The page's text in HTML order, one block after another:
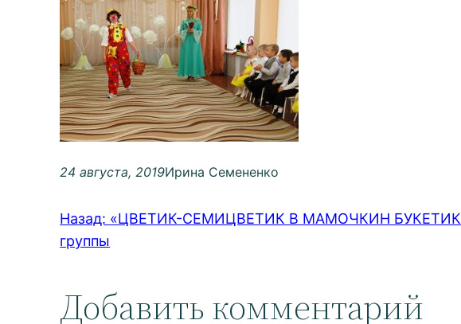
24 августа, 2019Ирина Семененко
Назад: «ЦВЕТИК-СЕМИЦВЕТИК В МАМОЧКИН БУКЕТИК»
группы
Добавить комментарий